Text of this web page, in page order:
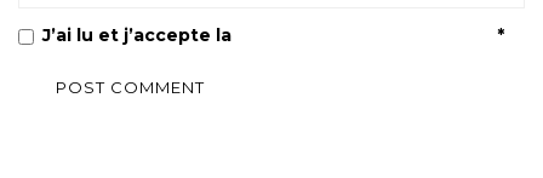
J’ai lu et j’accepte la *